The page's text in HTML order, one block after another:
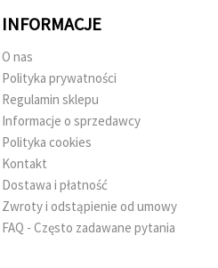
INFORMACJE
O nas
Polityka prywatności
Regulamin sklepu
Informacje o sprzedawcy
Polityka cookies
Kontakt
Dostawa i płatność
Zwroty i odstąpienie od umowy
FAQ - Często zadawane pytania